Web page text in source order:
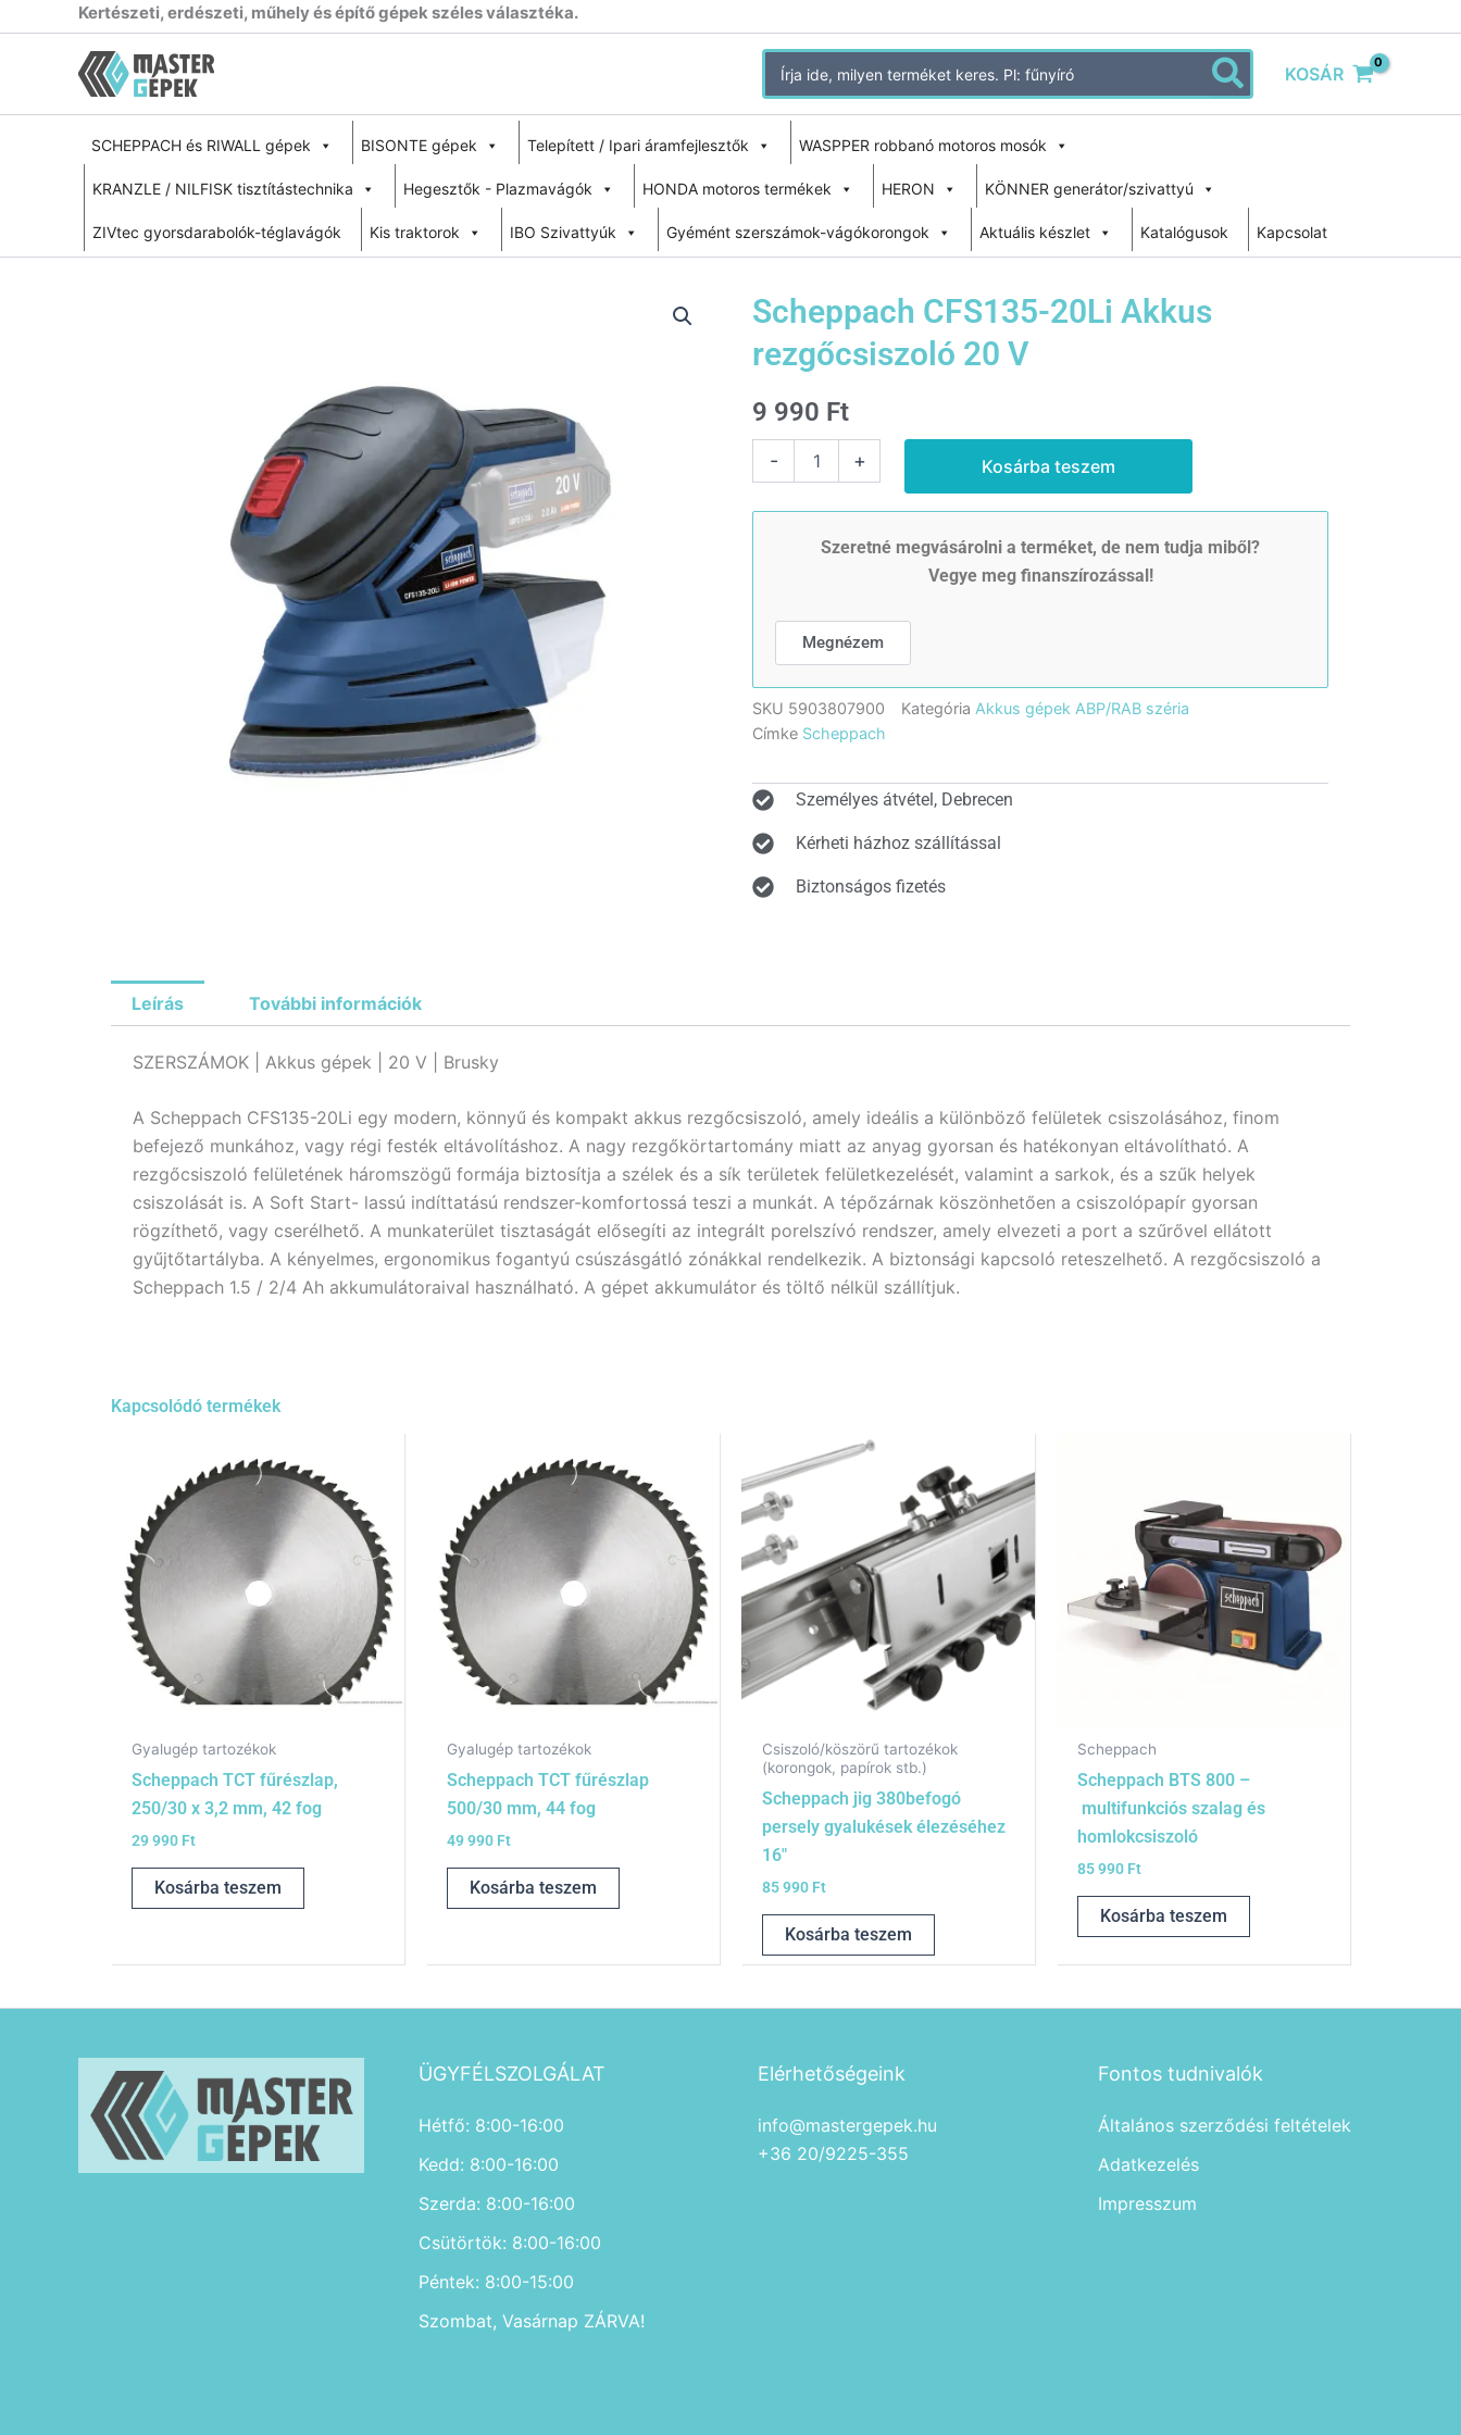
Kertészeti, erdészeti, műhely és építő gépek széles választéka.
Search
for:
KOSÁR
SCHEPPACH és RIWALL gépek BISONTE gépek Telepített / Ipari áramfejlesztők WASPPER robbanó motoros mosók
KRANZLE / NILFISK tisztítástechnika Hegesztők - Plazmavágók HONDA motoros termékek HERON KÖNNER generátor/szivattyú
ZIVtec gyorsdarabolók-téglavágók Kis traktorok IBO Szivattyúk Gyémént szerszámok-vágókorongok Aktuális készlet Katalógusok Kapcsolat
Scheppach CFS135-20Li Akkus
rezgőcsiszoló 20 V
9 990 Ft
-
Akkus
+ Kosárba teszem
Szeretné megvásárolni a terméket, de nem tudja miből?
Vegye meg finanszírozással!
Megnézem
SKU 5903807900 Kategória Akkus gépek ABP/RAB széria
Címke Scheppach
Személyes átvétel, Debrecen
Kérheti házhoz szállítással
Biztonságos fizetés
Leírás További információk
SZERSZÁMOK | Akkus gépek | 20 V | Brusky
A Scheppach CFS135-20Li egy modern, könnyű és kompakt akkus rezgőcsiszoló, amely ideális a különböző felületek csiszolásához, finom
befejező munkához, vagy régi festék eltávolításhoz. A nagy rezgőkörtartomány miatt az anyag gyorsan és hatékonyan eltávolítható. A
rezgőcsiszoló felületének háromszögű formája biztosítja a szélek és a sík területek felületkezelését, valamint a sarkok, és a szűk helyek
csiszolását is. A Soft Start- lassú indíttatású rendszer-komfortossá teszi a munkát. A tépőzárnak köszönhetően a csiszolópapír gyorsan
rögzíthető, vagy cserélhető. A munkaterület tisztaságát elősegíti az integrált porelszívó rendszer, amely elvezeti a port a szűrővel ellátott
gyűjtőtartályba. A kényelmes, ergonomikus fogantyú csúszásgátló zónákkal rendelkezik. A biztonsági kapcsoló reteszelhető. A rezgőcsiszoló a
Scheppach 1.5 / 2/4 Ah akkumulátoraival használható. A gépet akkumulátor és töltő nélkül szállítjuk.
Kapcsolódó termékek
Gyalugép tartozékok
Scheppach TCT fűrészlap,
250/30 x 3,2 mm, 42 fog
29 990 Ft
Kosárba teszem
Gyalugép tartozékok
Scheppach TCT fűrészlap
500/30 mm, 44 fog
49 990 Ft
Kosárba teszem
Csiszoló/köszörű tartozékok
(korongok, papírok stb.)
Scheppach jig 380befogó
persely gyalukések élezéséhez
16″
85 990 Ft
Kosárba teszem
Scheppach
Scheppach BTS 800 –
multifunkciós szalag és
homlokcsiszoló
85 990 Ft
Kosárba teszem
ÜGYFÉLSZOLGÁLAT
Hétfő: 8:00-16:00
Kedd: 8:00-16:00
Szerda: 8:00-16:00
Csütörtök: 8:00-16:00
Péntek: 8:00-15:00
Szombat, Vasárnap ZÁRVA!
Elérhetőségeink
info@mastergepek.hu
+36 20/9225-355
Fontos tudnivalók
Általános szerződési feltételek
Adatkezelés
Impresszum